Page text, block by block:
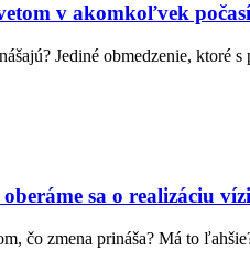
v akomkoľvek
Jediné obmedzenie,
sa o realizáciu
čo zmena prináša? Má to